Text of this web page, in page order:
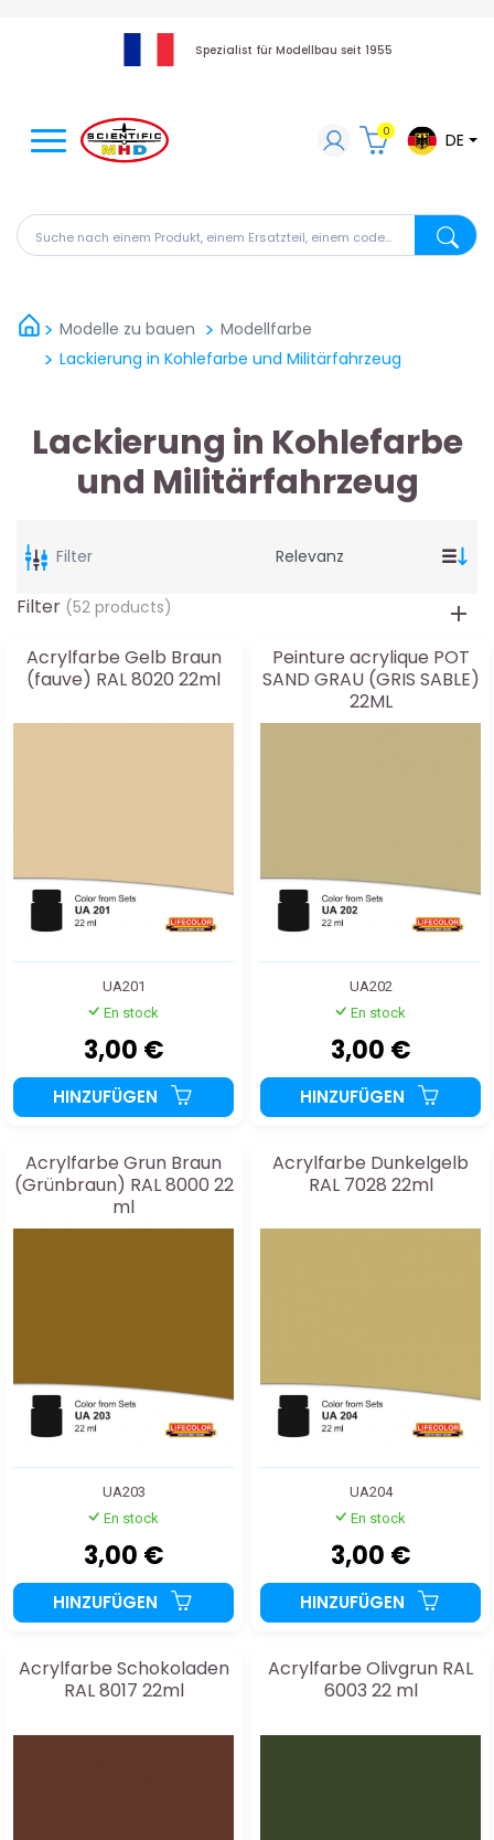
Spezialist für Modellbau seit 1955
Suche nach einem Produkt, einem Ersatzteil, einem
Suche
0 DE
Modelle zu bauen
Modellfarbe
Lackierung in Kohlefarbe und Militärfahrzeug
Lackierung in Kohlefarbe
und Militärfahrzeug
Filter
Acrylfarbe Gelb Braun
(fauve) RAL 8020 22ml
UA201
En stock
3,00 €
HINZUFÜGEN
Peinture acrylique POT
SAND GRAU (GRIS SABLE)
22ML
UA202
En stock
3,00 €
HINZUFÜGEN
Acrylfarbe Grun Braun
(Grünbraun) RAL 8000 22
ml
UA203
En stock
3,00 €
HINZUFÜGEN
Acrylfarbe Dunkelgelb
RAL 7028 22ml
UA204
En stock
3,00 €
HINZUFÜGEN
Acrylfarbe Schokoladen
RAL 8017 22ml
Acrylfarbe Olivgrun RAL
6003 22 ml
Filter (52 products)